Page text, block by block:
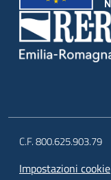
C.F. 800.625.903.79
Impostazioni cookie